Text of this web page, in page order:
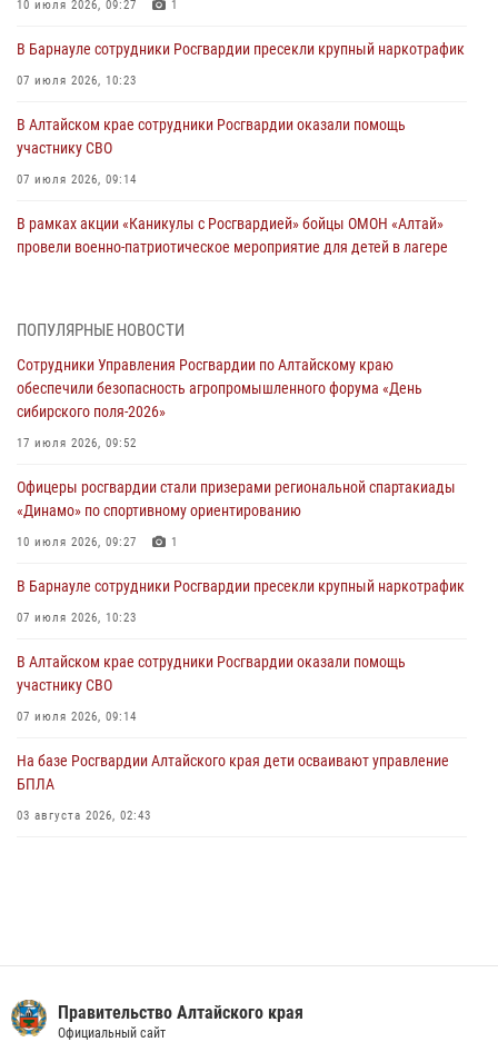
10 июля 2026, 09:27 1
В Барнауле сотрудники Росгвардии пресекли крупный наркотрафик
07 июля 2026, 10:23
В Алтайском крае сотрудники Росгвардии оказали помощь
участнику СВО
07 июля 2026, 09:14
В рамках акции «Каникулы с Росгвардией» бойцы ОМОН «Алтай»
провели военно-патриотическое мероприятие для детей в лагере
акции «Коробка храбрости»
Сотрудники Росгвардии провели встречу с юными пограничниками
03 июля 2026, 04:03
Управление Росгвардии по Алтайскому краю провело для детей
02 июля 2026, 00:55
Алтайскому краю подведены итоги «прямой линии»
01 июля 2026, 07:49
ПОПУЛЯРНЫЕ НОВОСТИ
Сотрудники Управления Росгвардии по Алтайскому краю
обеспечили безопасность агропромышленного форума «День
сибирского поля-2026»
17 июля 2026, 09:52
Офицеры росгвардии стали призерами региональной спартакиады
«Динамо» по спортивному ориентированию
10 июля 2026, 09:27 1
В Барнауле сотрудники Росгвардии пресекли крупный наркотрафик
07 июля 2026, 10:23
В Алтайском крае сотрудники Росгвардии оказали помощь
участнику СВО
07 июля 2026, 09:14
На базе Росгвардии Алтайского края дети осваивают управление
БПЛА
03 августа 2026, 02:43
Алтайского края
сайт